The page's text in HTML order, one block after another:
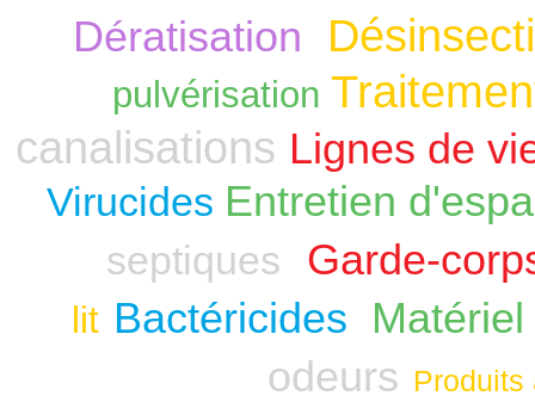
Dératisation
pulvérisation
canalisations Lignes de
Virucides Entretien
septiques Garde-
lit Bactéricides
odeurs Produits